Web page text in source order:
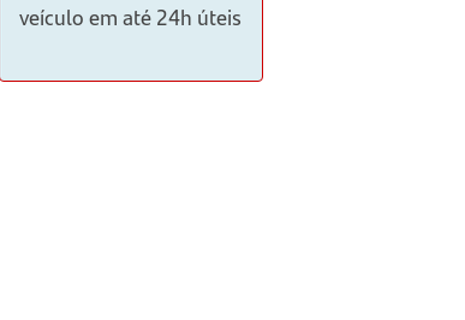
veículo em até 24h úteis